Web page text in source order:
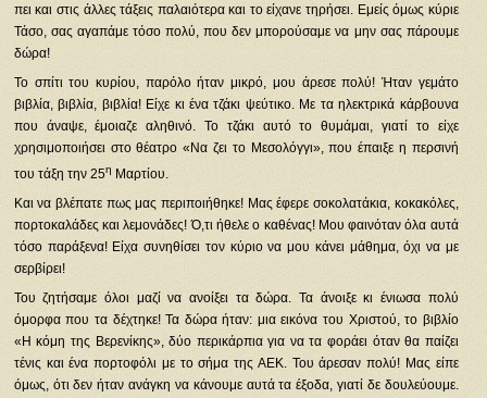
πει και στις άλλες τάξεις παλαιότερα και το είχανε τηρήσει. Εμείς όμως κύριε
Τάσο, σας αγαπάμε τόσο πολύ, που δεν μπορούσαμε να μην σας πάρουμε
δώρα!
Το σπίτι του κυρίου, παρόλο ήταν μικρό, μου άρεσε πολύ! Ήταν γεμάτο
βιβλία, βιβλία, βιβλία! Είχε κι ένα τζάκι ψεύτικο. Με τα ηλεκτρικά κάρβουνα
που άναψε, έμοιαζε αληθινό. Το τζάκι αυτό το θυμάμαι, γιατί το είχε
χρησιμοποιήσει στο θέατρο «Να ζει το Μεσολόγγι», που έπαιξε η περσινή
του τάξη την 25η Μαρτίου.
Και να βλέπατε πως μας περιποιήθηκε! Μας έφερε σοκολατάκια, κοκακόλες,
πορτοκαλάδες και λεμονάδες! Ό,τι ήθελε ο καθένας! Μου φαινόταν όλα αυτά
τόσο παράξενα! Είχα συνηθίσει τον κύριο να μου κάνει μάθημα, όχι να με
σερβίρει!
Του ζητήσαμε όλοι μαζί να ανοίξει τα δώρα. Τα άνοιξε κι ένιωσα πολύ
όμορφα που τα δέχτηκε! Τα δώρα ήταν: μια εικόνα του Χριστού, το βιβλίο
«Η κόμη της Βερενίκης», δύο περικάρπια για να τα φοράει όταν θα παίζει
τένις και ένα πορτοφόλι με το σήμα της ΑΕΚ. Του άρεσαν πολύ! Μας είπε
όμως, ότι δεν ήταν ανάγκη να κάνουμε αυτά τα έξοδα, γιατί δε δουλεύουμε.